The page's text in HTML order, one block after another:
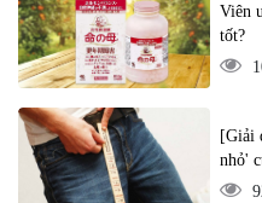
Viên
tốt?
[Giải
nhỏ'